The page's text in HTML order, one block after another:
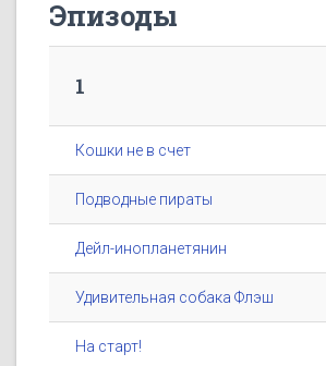
Эпизоды
1
Кошки не в счет
Подводные пираты
Дейл-инопланетянин
Удивительная собака Флэш
На старт!